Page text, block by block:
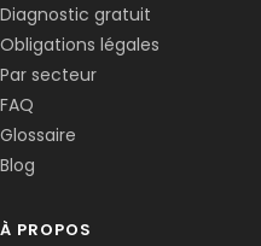
Diagnostic gratuit
Obligations légales
Par secteur
FAQ
Glossaire
Blog
À PROPOS
Corentin · Easy to